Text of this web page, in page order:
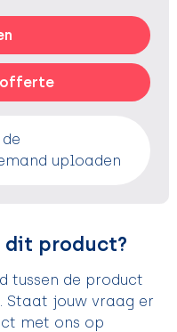
uploaden
dit product?
tussen de product
Staat jouw vraag er
met ons op